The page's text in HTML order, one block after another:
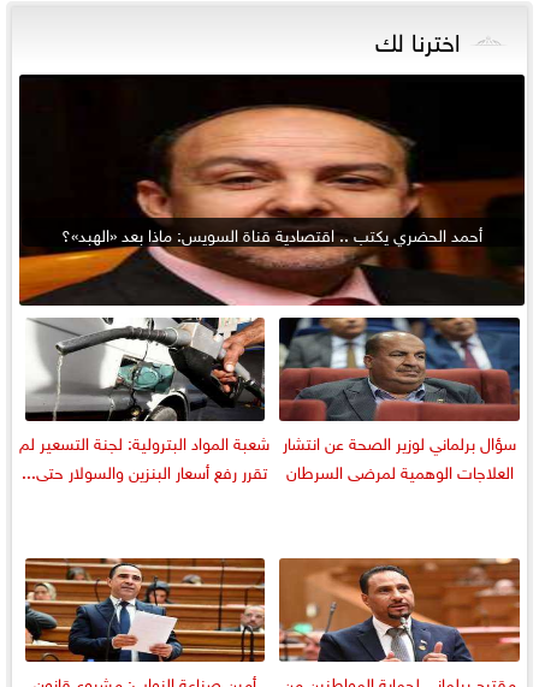
اخترنا لك
أحمد الحضري يكتب .. اقتصادية قناة السويس: ماذا بعد «الهبد»؟
سؤال برلماني لوزير الصحة عن انتشار
العلاجات الوهمية لمرضى السرطان
شعبة المواد البترولية: لجنة التسعير لم
تقرر رفع أسعار البنزين والسولار حتى...